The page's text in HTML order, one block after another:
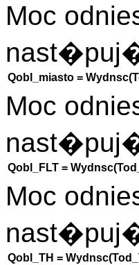
Moc
Qobl_miasto =
Moc
Qobl_FLT =
Moc
Qobl_TH =